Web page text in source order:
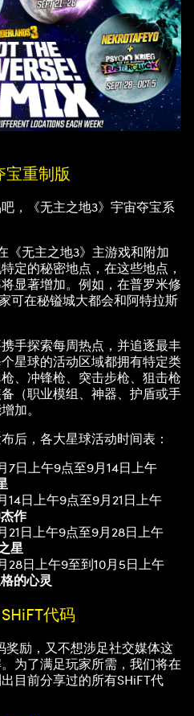
宝重制版
，《无主之地3》宇宙夺宝系
《无主之地3》主游戏和附加
定的秘密地点，在这些地点，
显著增加。例如，在普罗米修
可在秘镒城大都会和阿特拉斯
手探索每周热点，并追逐最丰
星球的活动区域都拥有特定类
、冲锋枪、突击步枪、狙击枪
（职业模组、神器、护盾或手
加。
后，各大星球活动时间表：
7日上午9点至9月14日上午
14日上午9点至9月21日上午
作
21日上午9点至9月28日上午
星
28日上午9至到10月5日上午
的心灵
代码
奖励，又不想涉足社交媒体这
为了满足玩家所需，我们将在
目前分享过的所有SHiFT代